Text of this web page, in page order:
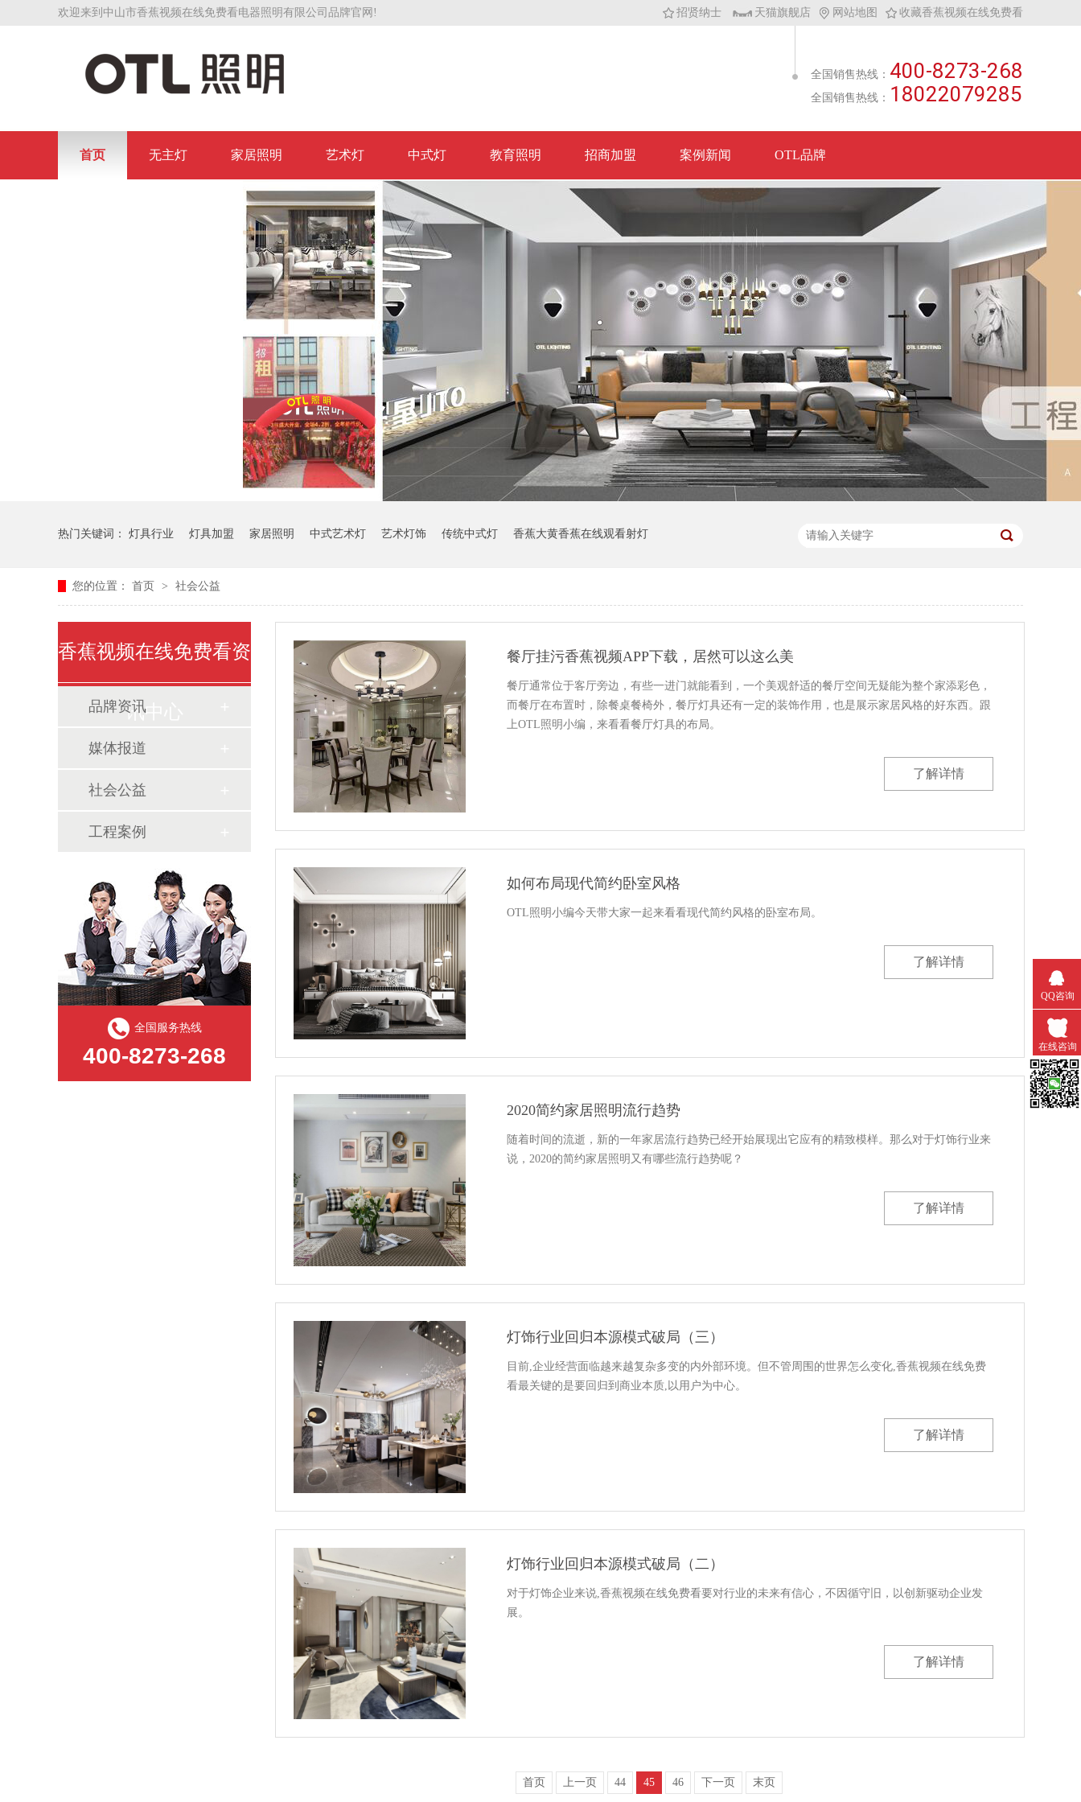
招贤纳士 天猫旗舰店 网站地图 收藏香蕉视频在线免费看
欢迎来到中山市香蕉视频在线免费看电器照明有限公司品牌官网!
全国销售热线： 400-8273-268
全国销售热线： 18022079285
首页 无主灯 家居照明 艺术灯 中式灯 教育照明 招商加盟 案例新闻 OTL品牌
热门关键词： 灯具行业 灯具加盟 家居照明 中式艺术灯 艺术灯饰 传统中式灯 香蕉大黄香蕉在线观看射灯
您的位置： 首页 > 社会公益
香蕉视频在线免费看资
讯中心
品牌资讯
媒体报道
社会公益
工程案例
全国服务热线
400-8273-268
餐厅挂污香蕉视频APP下载，居然可以这么美
餐厅通常位于客厅旁边，有些一进门就能看到，一个美观舒适的餐厅空间无疑能为整个家添彩色，
而餐厅在布置时，除餐桌餐椅外，餐厅灯具还有一定的装饰作用，也是展示家居风格的好东西。跟
上OTL照明小编，来看看餐厅灯具的布局。
了解详情
如何布局现代简约卧室风格
OTL照明小编今天带大家一起来看看现代简约风格的卧室布局。
了解详情
2020简约家居照明流行趋势
随着时间的流逝，新的一年家居流行趋势已经开始展现出它应有的精致模样。那么对于灯饰行业来
说，2020的简约家居照明又有哪些流行趋势呢？
了解详情
灯饰行业回归本源模式破局（三）
目前,企业经营面临越来越复杂多变的内外部环境。但不管周围的世界怎么变化,香蕉视频在线免费
看最关键的是要回归到商业本质,以用户为中心。
了解详情
灯饰行业回归本源模式破局（二）
对于灯饰企业来说,香蕉视频在线免费看要对行业的未来有信心，不因循守旧，以创新驱动企业发
展。
了解详情
首页 上一页 44 45 46 下一页 末页
QQ咨询
在线咨询
微信扫一扫